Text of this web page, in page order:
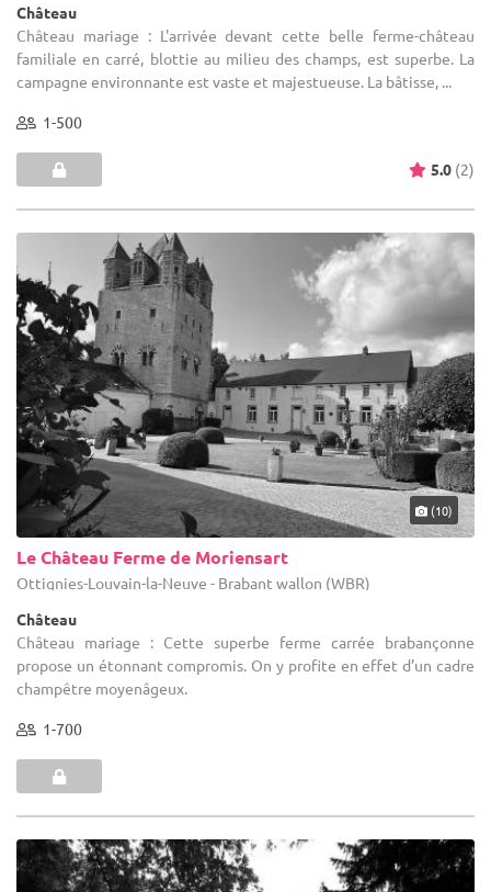
Château
Château mariage : L'arrivée devant cette belle ferme-château
familiale en carré, blottie au milieu des champs, est superbe. La
campagne environnante est vaste et majestueuse. La bâtisse, ...
1-500
5.0 (2)
(10)
Le Château Ferme de Moriensart
Ottignies-Louvain-la-Neuve - Brabant wallon (WBR)
Château
Château mariage : Cette superbe ferme carrée brabançonne
propose un étonnant compromis. On y profite en effet d’un cadre
champêtre moyenâgeux.
1-700